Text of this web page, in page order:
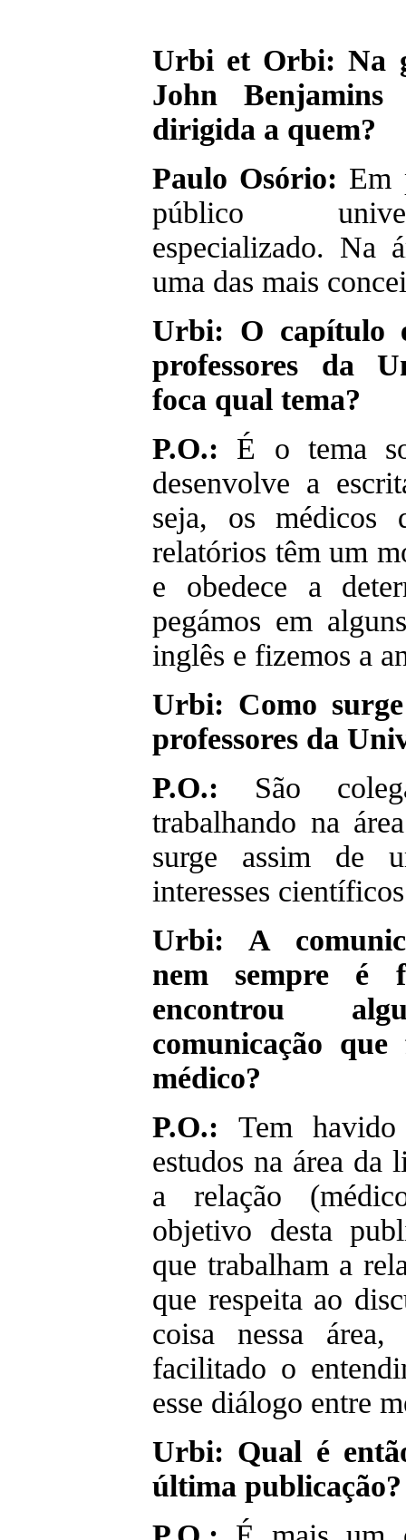
Urbi et Orbi: Na
John
dirigida a quem?
Paulo Osório: Em
público
especializado. Na
uma das mais
Urbi: O capítulo
professores da
foca qual tema?
P.O.: É o tema
desenvolve a
seja, os médicos
relatórios têm um
e obedece a
pegámos em
inglês e fizemos a
Urbi: Como
professores da
P.O.: São
trabalhando na
surge assim de
interesses
Urbi: A
nem sempre é
encontrou
comunicação
médico?
P.O.: Tem havido
estudos na área da
a relação
objetivo desta
que trabalham a
que respeita ao
coisa nessa
facilitado o
esse diálogo entre
Urbi: Qual é
última publicação?